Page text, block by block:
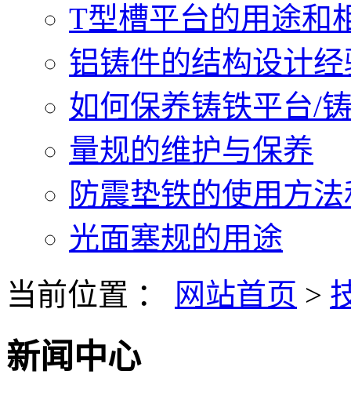
T型槽平台的用途和
铝铸件的结构设计经
如何保养铸铁平台/
量规的维护与保养
防震垫铁的使用方
光面塞规的用途
当前位置 ：
网站首页 >
新闻中心